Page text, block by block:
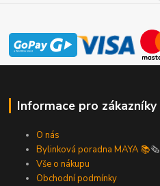
Informace pro zákazníky
O nás
Bylinková poradna MAYA 📚🗞️
Vše o nákupu
Obchodní podmínky